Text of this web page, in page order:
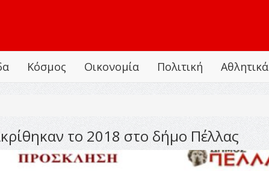
Κόσμος Οικονομία Πολιτική Αθλητικά
το 2018 στο δήμο Πέλλας